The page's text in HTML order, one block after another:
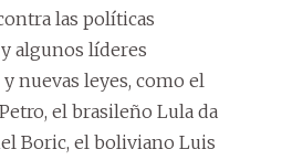
las políticas
algunos líderes
nuevas leyes, como el
el brasileño Lula da
Boric, el boliviano Luis